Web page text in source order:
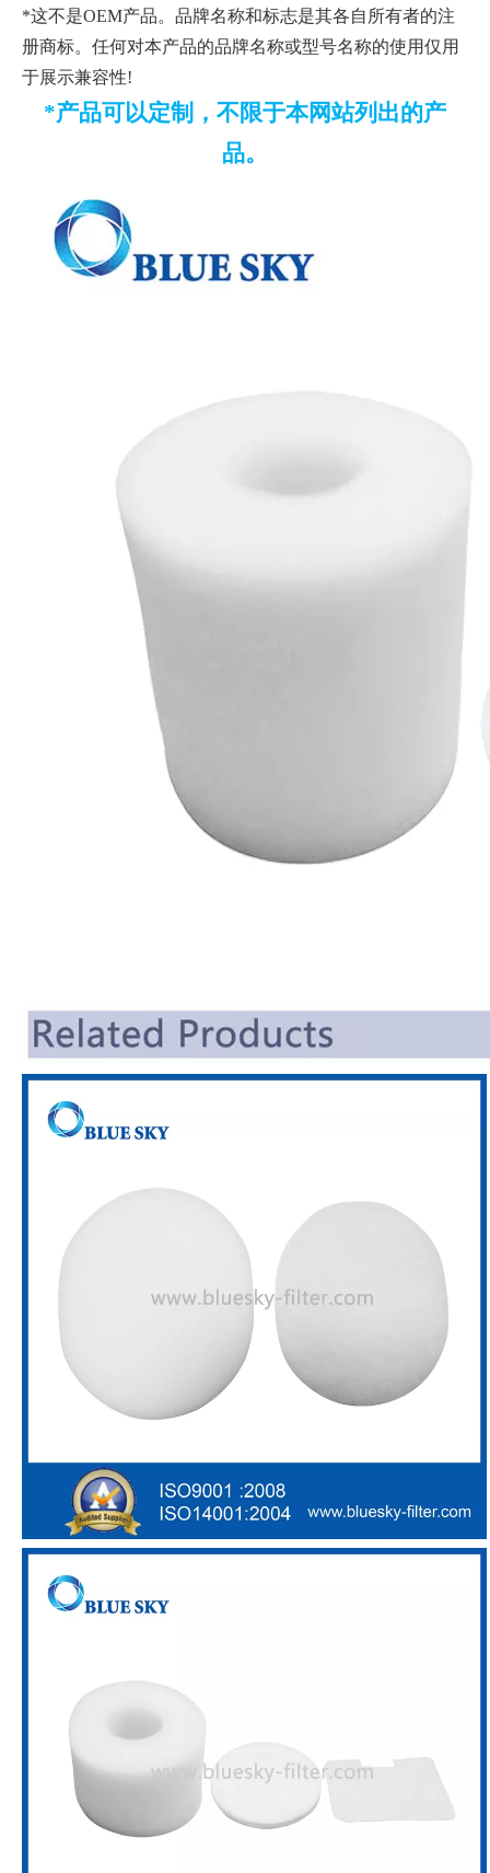
*这不是OEM产品。品牌名称和标志是其各自所有者的注
册商标。任何对本产品的品牌名称或型号名称的使用仅用
于展示兼容性!
*产品可以定制，不限于本网站列出的产
品。